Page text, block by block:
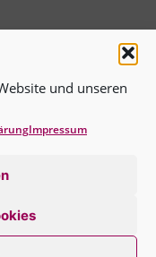
und unseren
Impressum